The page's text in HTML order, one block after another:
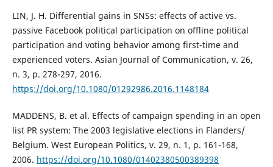
LIN, J. H. Differential gains in SNSs: effects of active vs.
passive Facebook political participation on offline political
participation and voting behavior among first-time and
experienced voters. Asian Journal of Communication, v. 26,
n. 3, p. 278-297, 2016.
https://doi.org/10.1080/01292986.2016.1148184
MADDENS, B. et al. Effects of campaign spending in an open
list PR system: The 2003 legislative elections in Flanders/
Belgium. West European Politics, v. 29, n. 1, p. 161-168,
2006. https://doi.org/10.1080/01402380500389398